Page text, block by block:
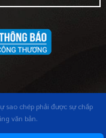
sao chép phải được sự chấp
văn bản.